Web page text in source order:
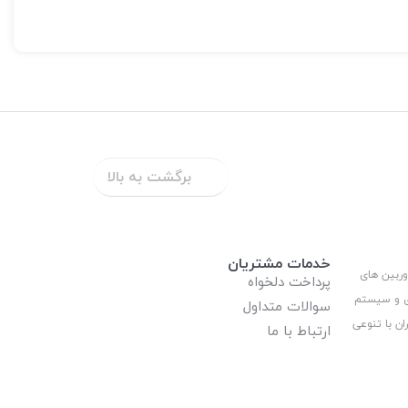
برگشت به بالا
های
و سیستم
با تنوعی
خدمات مشتریان
پرداخت دلخواه
سوالات متداول
ارتباط با ما